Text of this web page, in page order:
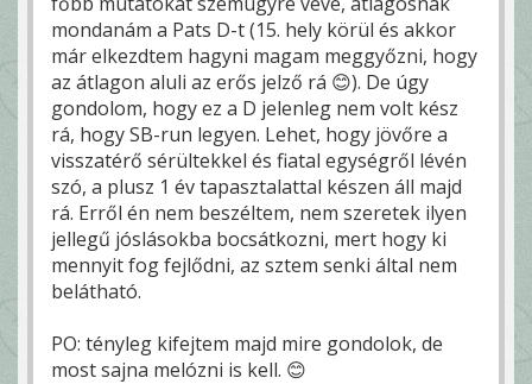
mondanám a Pats D-t (15. hely körül és akkor
már elkezdtem hagyni magam meggyőzni, hogy
az átlagon aluli az erős jelző rá 😊). De úgy
gondolom, hogy ez a D jelenleg nem volt kész
rá, hogy SB-run legyen. Lehet, hogy jövőre a
visszatérő sérültekkel és fiatal egységről lévén
szó, a plusz 1 év tapasztalattal készen áll majd
rá. Erről én nem beszéltem, nem szeretek ilyen
jellegű jóslásokba bocsátkozni, mert hogy ki
mennyit fog fejlődni, az sztem senki által nem
belátható.
PO: tényleg kifejtem majd mire gondolok, de
most sajna melózni is kell. 😊